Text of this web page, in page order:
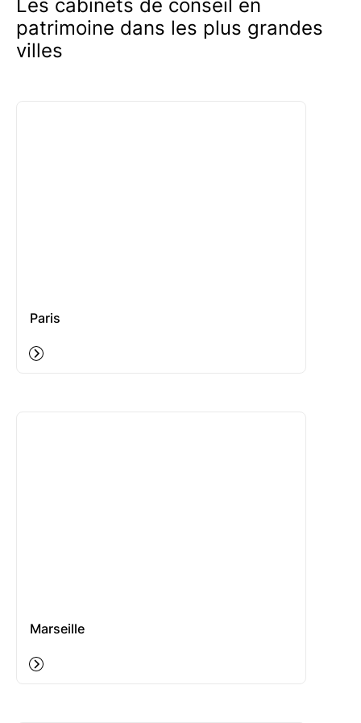
Les cabinets de conseil en
patrimoine dans les plus grandes
villes
Paris
Marseille